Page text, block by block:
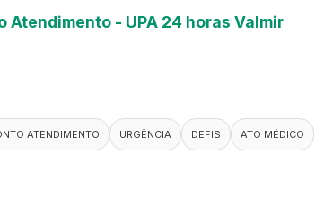
- UPA 24 horas Valmir
ATENDIMENTO URGÊNCIA DEFIS
ATO MÉDICO